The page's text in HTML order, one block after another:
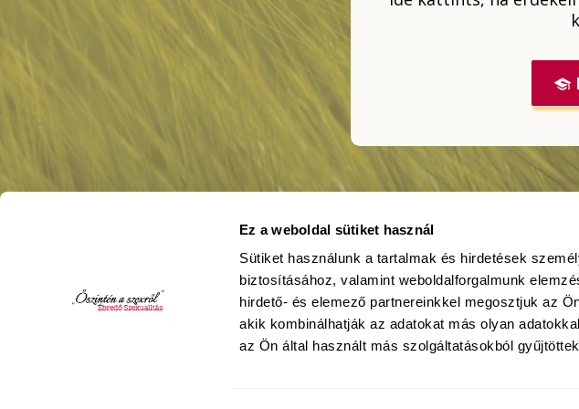
Ez a weboldal sütiket használ
Sütiket használunk a tartalmak és hirdetések
biztosításához, valamint weboldalforgalmunk
hirdető- és elemező partnereinkkel megosztjuk az
akik kombinálhatják az adatokat más olyan
az Ön által használt más szolgáltatásokból